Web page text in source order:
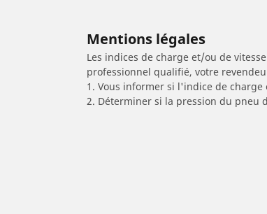
Mentions légales
Les indices de charge et/ou de
professionnel qualifié, votre
1. Vous informer si l'indice de
2. Déterminer si la pression du pneu